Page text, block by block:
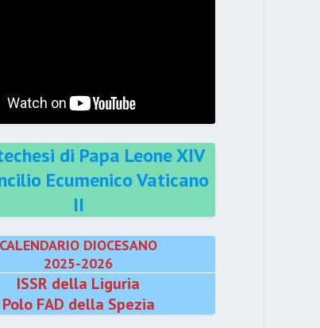
di Papa Leone XIV
Ecumenico Vaticano
II
CALENDARIO DIOCESANO
2025-2026
ISSR della Liguria
Polo FAD della Spezia